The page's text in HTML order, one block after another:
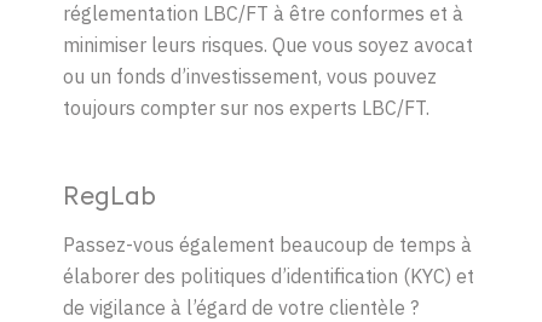
réglementation LBC/FT à être conformes et à
minimiser leurs risques. Que vous soyez avocat
ou un fonds d’investissement, vous pouvez
toujours compter sur nos experts LBC/FT.
RegLab
Passez-vous également beaucoup de temps à
élaborer des politiques d’identification (KYC) et
de vigilance à l’égard de votre clientèle ?